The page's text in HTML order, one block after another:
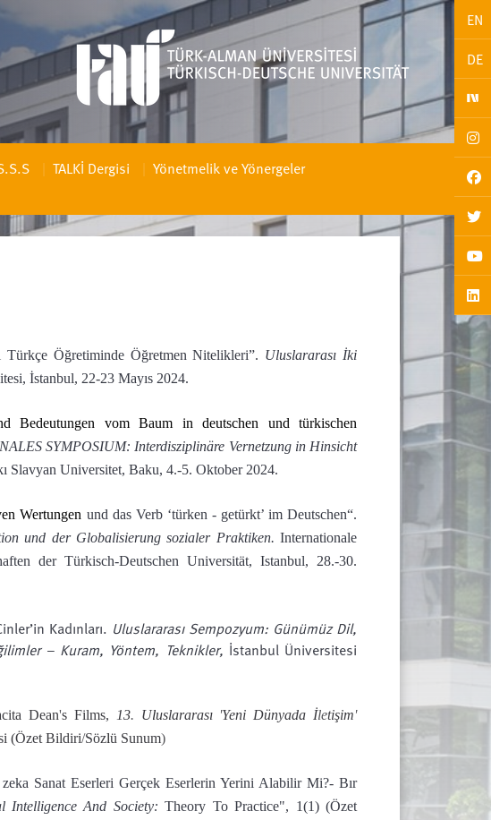
EN
DE
TALKİ Dergisi
Yönetmelik ve Yönergeler
Öğretiminde Öğretmen Nitelikleri”. Uluslararası İki
İstanbul, 22-23 Mayıs 2024.
Bedeutungen vom Baum in deutschen und türkischen
SYMPOSIUM: Interdisziplinäre Vernetzung in Hinsicht
Slavyan Universitet, Baku, 4.-5. Oktober 2024.
Wertungen und das Verb ‘türken - getürkt’ im Deutschen“.
und der Globalisierung sozialer Praktiken. Internationale
der Türkisch-Deutschen Universität, Istanbul, 28.-30.
Kadınları. Uluslararası Sempozyum: Günümüz Dil,
– Kuram, Yöntem, Teknikler, İstanbul Üniversitesi
Dean's Films, 13. Uluslararası 'Yeni Dünyada İletişim'
(Özet Bildiri/Sözlü Sunum)
Sanat Eserleri Gerçek Eserlerin Yerini Alabilir Mi?- Bır
Intelligence And Society:Theory To Practice", 1(1) (Özet